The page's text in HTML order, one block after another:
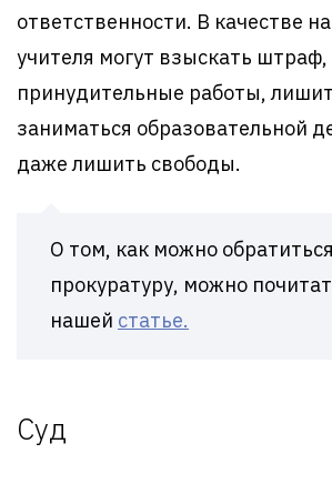
ответственности. В качестве
учителя могут взыскать
принудительные работы,
заниматься образовательной
даже лишить свободы.
О том, как можно
прокуратуру, можно
нашей статье.
Суд